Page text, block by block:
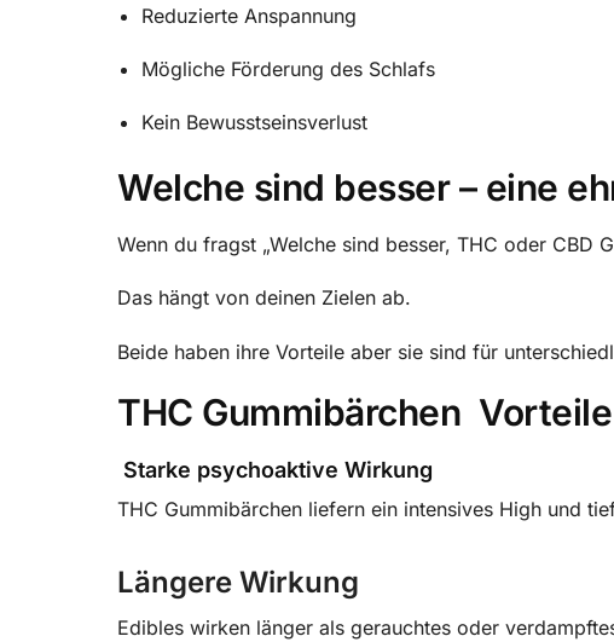
Reduzierte Anspannung
Mögliche Förderung des Schlafs
Kein Bewusstseinsverlust
Welche sind besser – eine
Wenn du fragst „Welche sind besser, THC oder CBD
Das hängt von deinen Zielen ab.
Beide haben ihre Vorteile aber sie sind für
THC Gummibärchen Vorteile
Starke psychoaktive Wirkung
THC Gummibärchen liefern ein intensives High und
Längere Wirkung
Edibles wirken länger als gerauchtes oder